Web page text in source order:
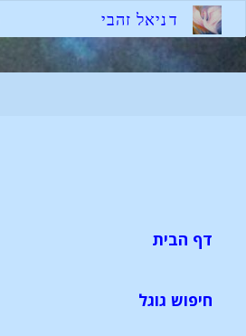
דניאל זהבי
דף הבית
חיפוש גוגל